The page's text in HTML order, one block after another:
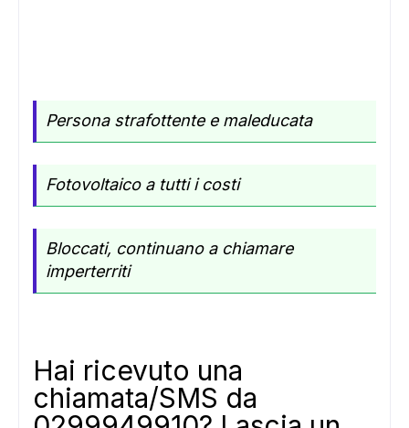
ADS
Persona strafottente e maleducata
Fotovoltaico a tutti i costi
Bloccati, continuano a chiamare
imperterriti
Hai ricevuto una
chiamata/SMS da